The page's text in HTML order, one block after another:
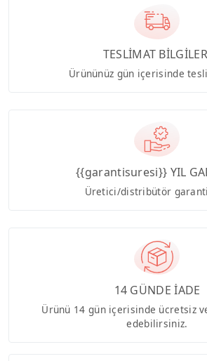
TESLİMAT
Ürününüz gün içerisinde
{{garantisuresi}} YIL
Üretici/distribütör
14 GÜNDE İADE
Ürünü 14 gün içerisinde ücretsiz
edebilirsiniz.